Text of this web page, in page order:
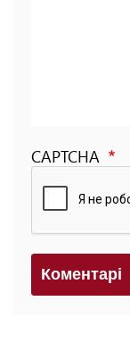
CAPTCHA
Коментарi